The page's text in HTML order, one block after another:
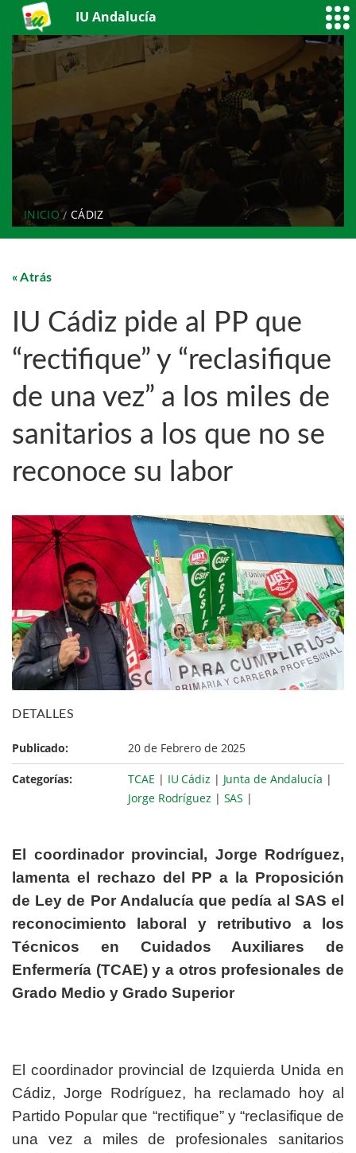
IU Andalucía
INICIO CÁDIZ
Atrás
IU Cádiz pide al PP que
“rectifique” y “reclasifique
de una vez” a los miles de
sanitarios a los que no se
reconoce su labor
DETALLES
Publicado: 20 de Febrero de 2025
Categorías: TCAE | IU Cádiz | Junta de Andalucía |
Jorge Rodríguez | SAS |
El coordinador provincial, Jorge Rodríguez,
lamenta el rechazo del PP a la Proposición
de Ley de Por Andalucía que pedía al SAS el
reconocimiento laboral y retributivo a los
Técnicos en Cuidados Auxiliares de
Enfermería (TCAE) y a otros profesionales de
Grado Medio y Grado Superior
El coordinador provincial de Izquierda Unida en
Cádiz, Jorge Rodríguez, ha reclamado hoy al
Partido Popular que “rectifique” y “reclasifique de
una vez a miles de profesionales sanitarios